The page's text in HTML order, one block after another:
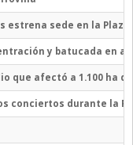
estrena sede en la
y batucada en
que afectó a 1.100 ha
conciertos durante la